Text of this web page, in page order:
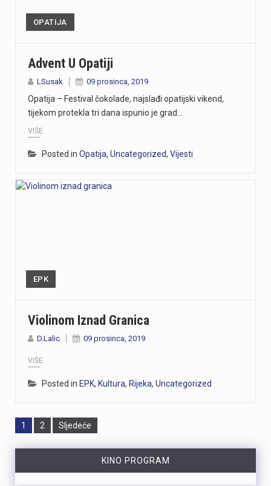
OPATIJA
Advent U Opatiji
LSusak 09 prosinca, 2019
Opatija – Festival čokolade, najslađi opatijski vikend,
tijekom protekla tri dana ispunio je grad…
VIŠE
Posted in Opatija, Uncategorized, Vijesti
EPK
Violinom Iznad Granica
D.Lalic 09 prosinca, 2019
VIŠE
Posted in EPK, Kultura, Rijeka, Uncategorized
Page
1 Page
2 Sljedeće
KINO PROGRAM